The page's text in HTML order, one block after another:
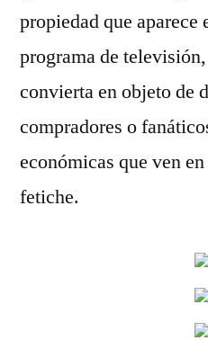
propiedad que aparece
programa de
convierta en objeto de
compradores o
económicas que ven
fetiche.